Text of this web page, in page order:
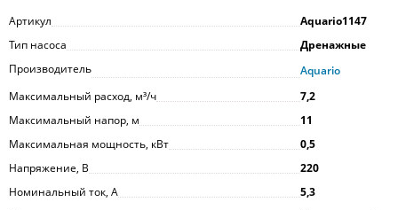
Артикул
Aquario1147
Тип насоса
Дренажные
Производитель
Aquario
Максимальный расход, м³/ч
7,2
Максимальный напор, м
11
Максимальная мощность, кВт
0,5
Напряжение, В
220
Номинальный ток, А
5,3